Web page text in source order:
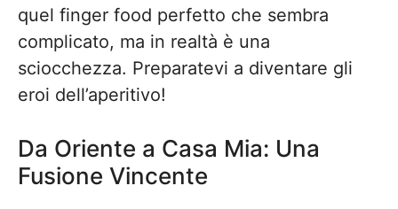
quel finger food perfetto che sembra
complicato, ma in realtà è una
sciocchezza. Preparatevi a diventare gli
eroi dell’aperitivo!
Da Oriente a Casa Mia: Una
Fusione Vincente